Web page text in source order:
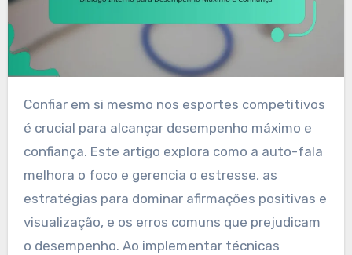
Confiar em si mesmo nos esportes competitivos
é crucial para alcançar desempenho máximo e
confiança. Este artigo explora como a auto-fala
melhora o foco e gerencia o estresse, as
estratégias para dominar afirmações positivas e
visualização, e os erros comuns que prejudicam
o desempenho. Ao implementar técnicas